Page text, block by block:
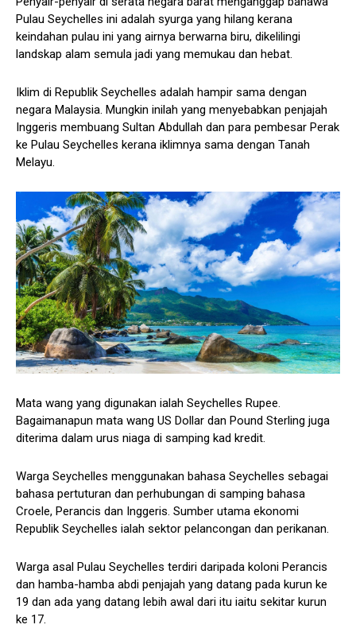
Pulau Seychelles ini adalah syurga yang hilang kerana
keindahan pulau ini yang airnya berwarna biru, dikelilingi
landskap alam semula jadi yang memukau dan hebat.
Iklim di Republik Seychelles adalah hampir sama dengan
negara Malaysia. Mungkin inilah yang menyebabkan penjajah
Inggeris membuang Sultan Abdullah dan para pembesar Perak
ke Pulau Seychelles kerana iklimnya sama dengan Tanah
Melayu.
Mata wang yang digunakan ialah Seychelles Rupee.
Bagaimanapun mata wang US Dollar dan Pound Sterling juga
diterima dalam urus niaga di samping kad kredit.
Warga Seychelles menggunakan bahasa Seychelles sebagai
bahasa pertuturan dan perhubungan di samping bahasa
Croele, Perancis dan Inggeris. Sumber utama ekonomi
Republik Seychelles ialah sektor pelancongan dan perikanan.
Warga asal Pulau Seychelles terdiri daripada koloni Perancis
dan hamba-hamba abdi penjajah yang datang pada kurun ke
19 dan ada yang datang lebih awal dari itu iaitu sekitar kurun
ke 17.